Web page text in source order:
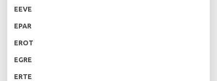
EEVE
EPAR
EROT
EGRE
ERTE